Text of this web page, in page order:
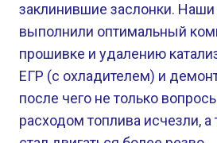
заклинившие заслонки.
выполнили оптимальный
прошивке и удалению
ЕГР (с охладителем) и
после чего не только
расходом топлива исчезли,